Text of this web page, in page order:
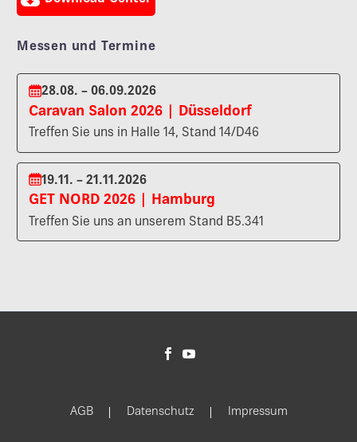
Messen und Termine
28.08. – 06.09.2026
Caravan Salon 2026 | Düsseldorf
Treffen Sie uns in Halle 14, Stand 14/D46
19.11. – 21.11.2026
GET NORD 2026 | Hamburg
Treffen Sie uns an unserem Stand B5.341
AGB Datenschutz Impressum